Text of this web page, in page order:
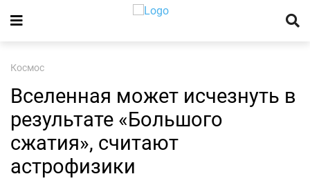
Космос
Вселенная может исчезнуть в
результате «Большого
сжатия», считают
астрофизики